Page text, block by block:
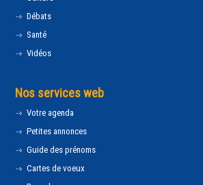
Débats
Santé
Vidéos
Nos services web
Votre agenda
Petites annonces
Guide des prénoms
Cartes de voeux